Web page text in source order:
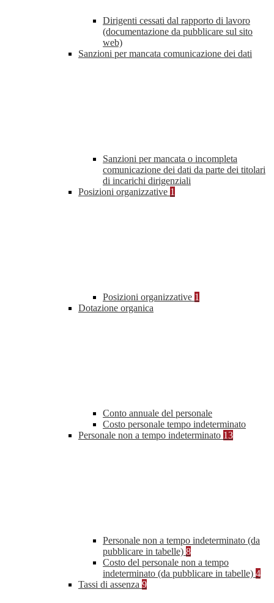
Dirigenti cessati dal rapporto di lavoro
(documentazione da pubblicare sul sito
web)
Sanzioni per mancata comunicazione dei dati
Sanzioni per mancata o incompleta
comunicazione dei dati da parte dei titolari
di incarichi dirigenziali
Posizioni organizzative 1
Posizioni organizzative 1
Dotazione organica
Conto annuale del personale
Costo personale tempo indeterminato
Personale non a tempo indeterminato 13
Personale non a tempo indeterminato (da
pubblicare in tabelle) 8
Costo del personale non a tempo
indeterminato (da pubblicare in tabelle) 4
Tassi di assenza 9